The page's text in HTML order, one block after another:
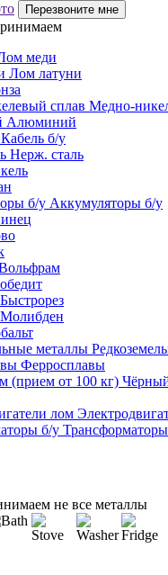
Перезвоните мне
меди
Лом латуни
Медно-
Алюминий
Кабель б/у
Нерж. сталь
Аккумуляторы б/у
Быстрорез
Молибден
Ферросплавы
не все металлы